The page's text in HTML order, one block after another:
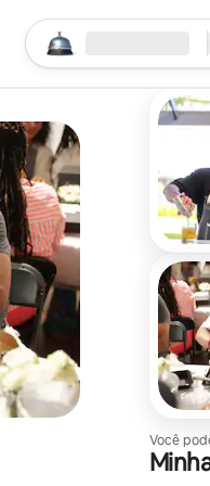
Comece sua busca
Local
Você